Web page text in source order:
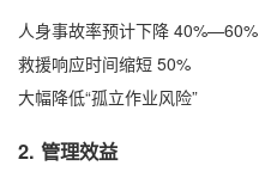
人身事故率预计下降 40%—60%
救援响应时间缩短 50%
大幅降低“孤立作业风险”
2. 管理效益